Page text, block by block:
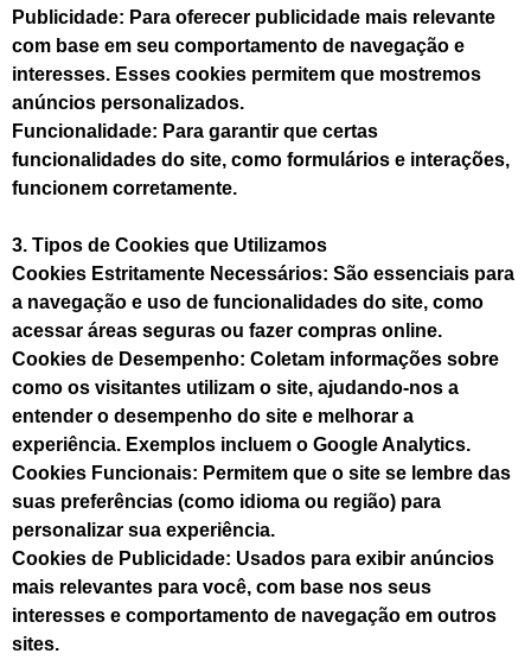
Publicidade: Para oferecer publicidade mais relevante
com base em seu comportamento de navegação e
interesses. Esses cookies permitem que mostremos
anúncios personalizados.
Funcionalidade: Para garantir que certas
funcionalidades do site, como formulários e interações,
funcionem corretamente.
3. Tipos de Cookies que Utilizamos
Cookies Estritamente Necessários: São essenciais para
a navegação e uso de funcionalidades do site, como
acessar áreas seguras ou fazer compras online.
Cookies de Desempenho: Coletam informações sobre
como os visitantes utilizam o site, ajudando-nos a
entender o desempenho do site e melhorar a
experiência. Exemplos incluem o Google Analytics.
Cookies Funcionais: Permitem que o site se lembre das
suas preferências (como idioma ou região) para
personalizar sua experiência.
Cookies de Publicidade: Usados para exibir anúncios
mais relevantes para você, com base nos seus
interesses e comportamento de navegação em outros
sites.